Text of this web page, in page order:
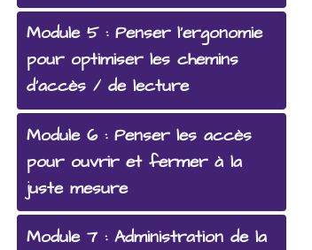
Module 5 : Penser l'ergonomie
pour optimiser les chemins
d'accès / de lecture
Module 6 : Penser les accès
pour ouvrir et fermer à la
juste mesure
Module 7 : Administration de la